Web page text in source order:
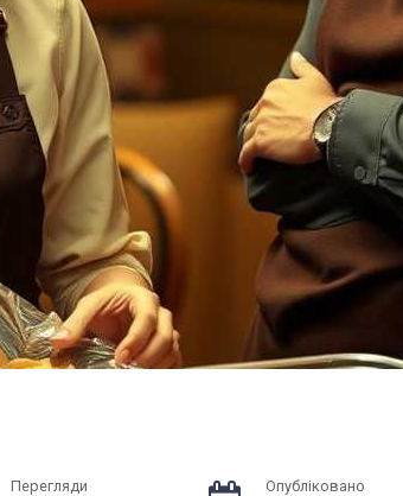
Перегляди Опубліковано